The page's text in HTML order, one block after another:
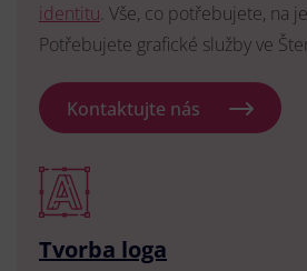
identitu. Vše, co potřebujete, na
Potřebujete grafické služby ve
Kontaktujte nás
Tvorba loga